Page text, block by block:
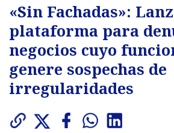
«Sin Fachadas»:
plataforma para
negocios cuyo
genere sospechas de
irregularidades